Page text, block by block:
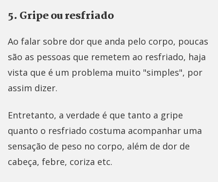
5. Gripe ou resfriado
Ao falar sobre dor que anda pelo corpo, poucas
são as pessoas que remetem ao resfriado, haja
vista que é um problema muito "simples", por
assim dizer.
Entretanto, a verdade é que tanto a gripe
quanto o resfriado costuma acompanhar uma
sensação de peso no corpo, além de dor de
cabeça, febre, coriza etc.